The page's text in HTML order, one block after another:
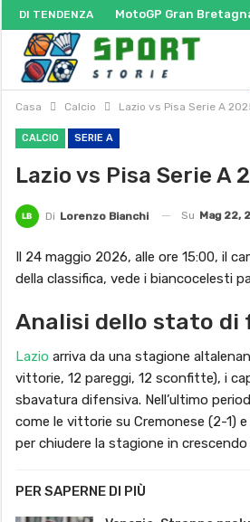
DI TENDENZA MotoGP Gran
Casa Calcio Lazio vs Pisa Serie A
CALCIO SERIE A
Lazio vs Pisa Serie A
Di Lorenzo Bianchi Su Mag 22,
Il 24 maggio 2026, alle ore 15:00, il
della classifica, vede i biancocelesti
Analisi dello stato di
Lazio arriva da una stagione
vittorie, 12 pareggi, 12 sconfitte), i
sbavatura difensiva. Nell’ultimo
come le vittorie su Cremonese (2-1)
per chiudere la stagione in
PER SAPERNE DI PIÙ